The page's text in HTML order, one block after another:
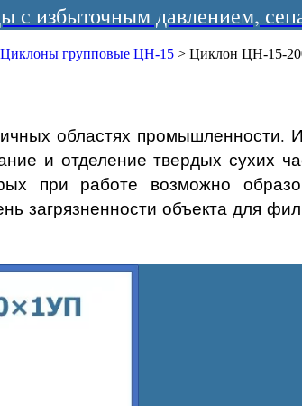
давлением,
Циклоны групповые ЦН-15 > Циклон ЦН-15-
областях промышленности.
и отделение твердых сухих
при работе возможно
загрязненности объекта для